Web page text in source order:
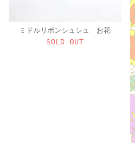
ミドルリボンシュシュ お花
SOLD OUT